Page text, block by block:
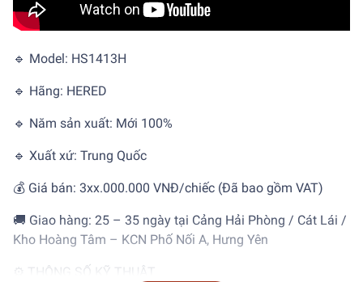
🔹 Model: HS1413H
🔹 Hãng: HERED
🔹 Năm sản xuất: Mới 100%
🔹 Xuất xứ: Trung Quốc
💰 Giá bán: 3xx.000.000 VNĐ/chiếc (Đã bao gồm VAT)
🚚 Giao hàng: 25 – 35 ngày tại Cảng Hải Phòng / Cát Lái /
Kho Hoàng Tâm – KCN Phố Nối A, Hưng Yên
⚙️ THÔNG SỐ KỸ THUẬT